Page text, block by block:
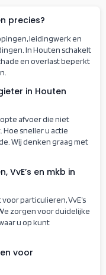
precies?
leidingwerk en
In Houten schakelt
en overlast beperkt
in Houten
afvoer die niet
sneller u actie
Wij denken graag met
VvE’s en mkb in
particulieren, VvE’s
zorgen voor duidelijke
u op kunt
voor